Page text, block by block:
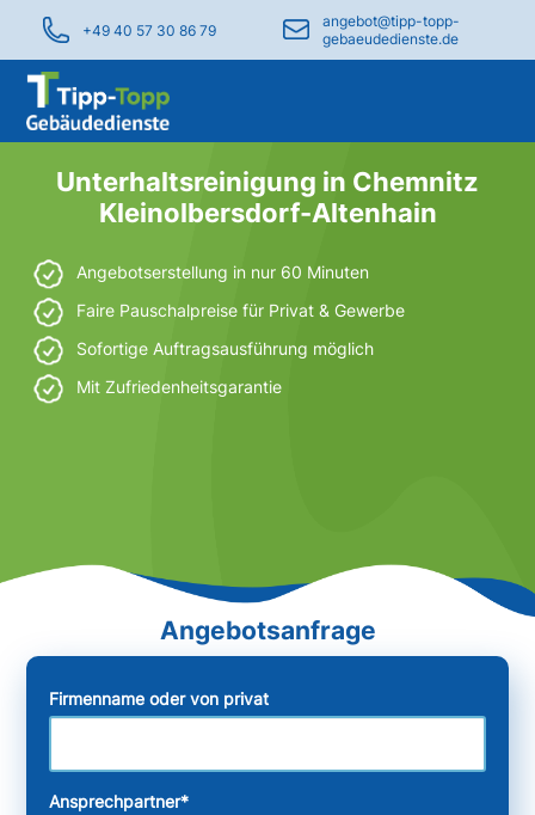
+49 40 57 30 86 79
angebot@tipp-topp-
gebaeudedienste.de
Unterhaltsreinigung in Chemnitz
Kleinolbersdorf-Altenhain
Angebotserstellung in nur 60 Minuten
Faire Pauschalpreise für Privat & Gewerbe
Sofortige Auftragsausführung möglich
Mit Zufriedenheitsgarantie
Firmenname oder von privat
Ansprechpartner*